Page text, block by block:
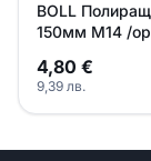
BOLL
150мм M14 /
4,80 €
9,39 лв.